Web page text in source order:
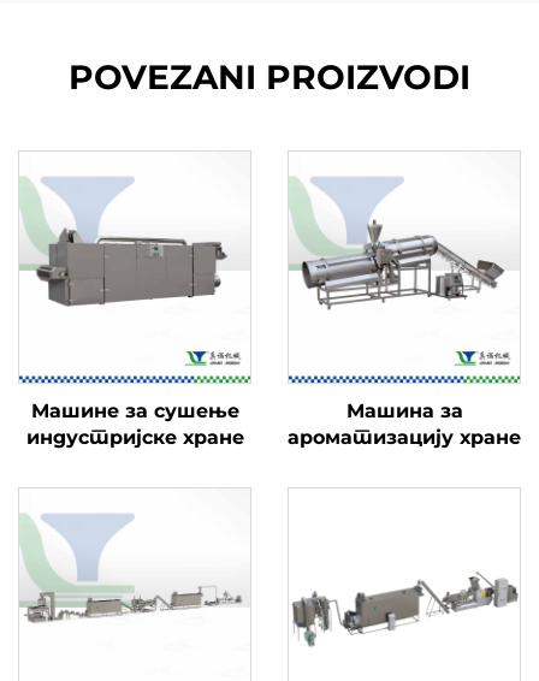
POVEZANI PROIZVODI
Машине за сушење
индустријске хране
Машина за
ароматизацију хране